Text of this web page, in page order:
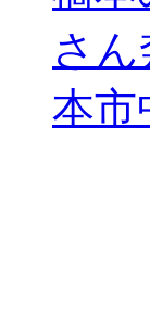
さ
本市